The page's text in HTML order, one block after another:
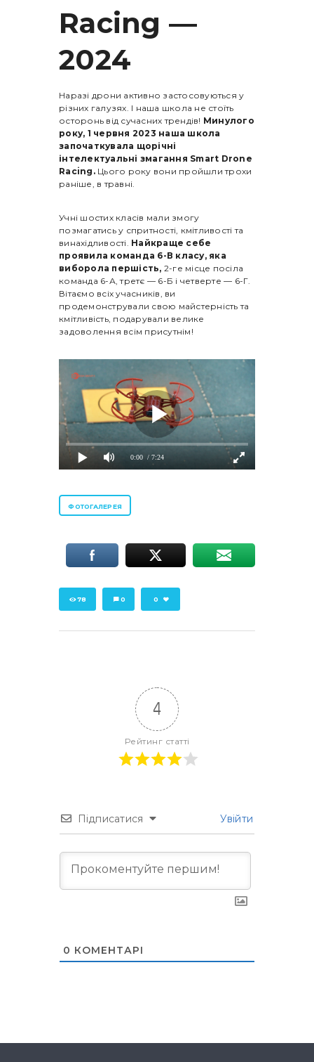
Racing —
2024
Наразі дрони активно застосовуються у
різних галузях. І наша школа не стоїть
осторонь від сучасних трендів! Минулого
року, 1 червня 2023 наша школа
започаткувала щорічні
інтелектуальні змагання Smart Drone
Racing.Цього року вони пройшли трохи
раніше, в травні.
Учні шостих класів мали змогу
позмагатись у спритності, кмітливості та
винахідливості. Найкраще себе
проявила команда 6-В класу, яка
виборола першість, 2-ге місце посіла
команда 6-А, третє — 6-Б і четверте — 6-Г.
Вітаємо всіх учасників, ви
продемонстрували свою майстерність та
кмітливість, подарували велике
задоволення всім присутнім!
0:00 / 7:24
ФОТОГАЛЕРЕЯ
78 0 0
4
Рейтинг статті
Підписатися Увійти
0 КОМЕНТАРІ